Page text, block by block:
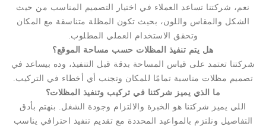
نعم، شركتنا تساعد العملاء في اختيار التصميم المناسب من حيث
الشكل والمقاس واللون، بحيث تكون المظلة متناسقة مع المكان
وتحقق الاستخدام العملي المطلوب.
هل يتم تنفيذ المظلات حسب مساحة الموقع؟
شركتنا تعتمد على قياس المساحة بدقة قبل التنفيذ، وده بيساعد في
تصميم مظلات مناسبة تمامًا للمكان وتجنب أي أخطاء في التركيب.
ما الذي يميز شركتنا في تركيب وتنفيذ المظلات؟
اللي يميز شركتنا هو الخبرة والالتزام وجودة الشغل. بنهتم بأدق
التفاصيل ونلتزم بالمواعيد المحددة مع تقديم تنفيذ احترافي يناسب